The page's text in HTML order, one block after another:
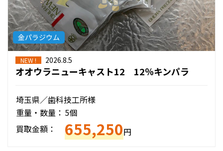
金パラジウム
NEW ! 2026.8.5
オオウラニューキャスト12 12％キンパラ
埼玉県／歯科技工所様
重量・数量： 5個
買取金額：
655,250円